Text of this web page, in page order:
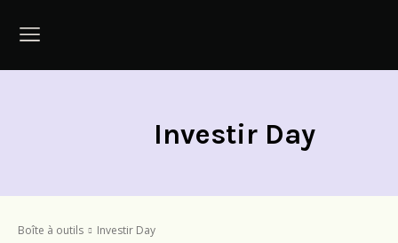
Investir Day
Boîte à outils Investir Day